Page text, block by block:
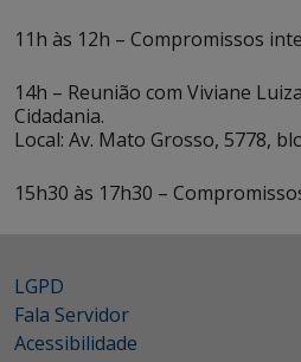
11h às 12h – Compromissos
14h – Reunião com Viviane
Cidadania.
Local: Av. Mato Grosso, 5778,
15h30 às 17h30 –
LGPD
Fala Servidor
Acessibilidade